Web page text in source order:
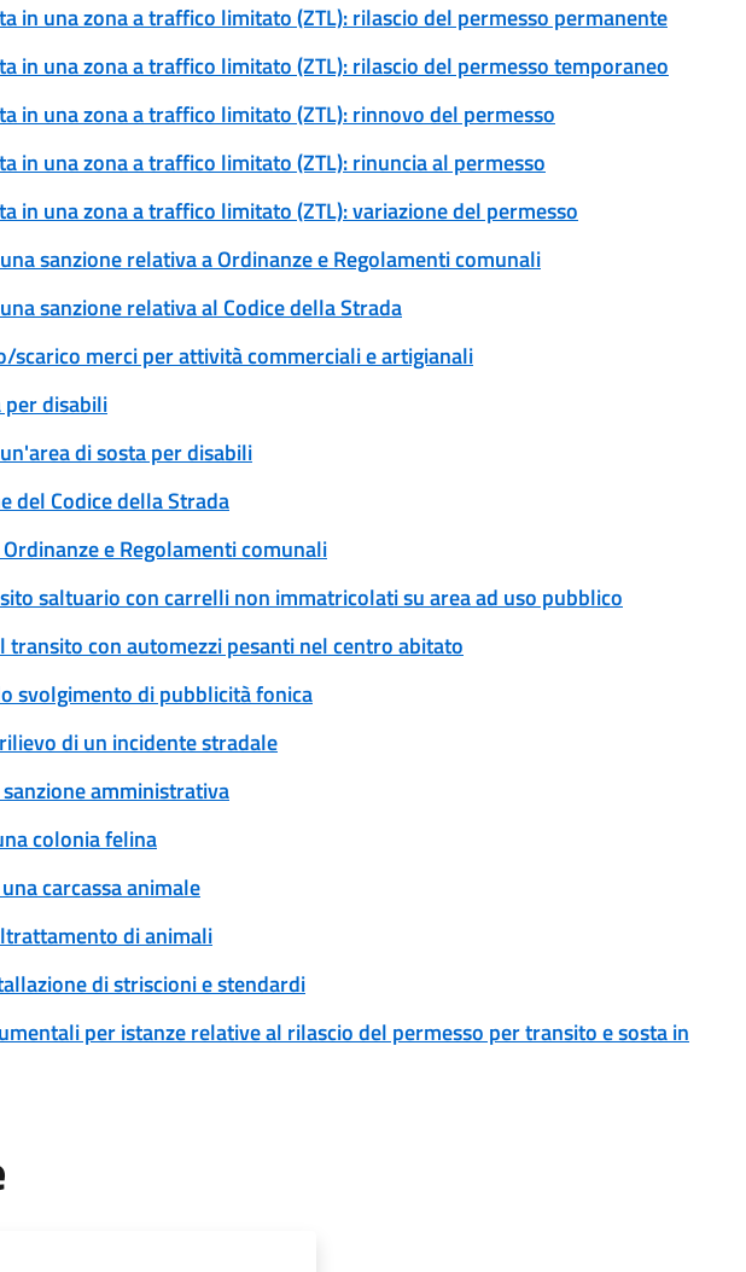
in una zona a traffico limitato (ZTL): rilascio del permesso permanente
in una zona a traffico limitato (ZTL): rilascio del permesso temporaneo
in una zona a traffico limitato (ZTL): rinnovo del permesso
in una zona a traffico limitato (ZTL): rinuncia al permesso
in una zona a traffico limitato (ZTL): variazione del permesso
sanzione relativa a Ordinanze e Regolamenti comunali
sanzione relativa al Codice della Strada
scarico merci per attività commerciali e artigianali
per disabili
di sosta per disabili
del Codice della Strada
e Regolamenti comunali
saltuario con carrelli non immatricolati su area ad uso pubblico
con automezzi pesanti nel centro abitato
svolgimento di pubblicità fonica
di un incidente stradale
amministrativa
colonia felina
carcassa animale
di animali
di striscioni e stendardi
per istanze relative al rilascio del permesso per transito e sosta in